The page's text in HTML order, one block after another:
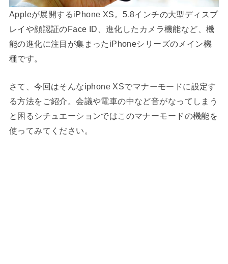
Appleが展開するiPhone XS。5.8インチの大型ディスプ
レイや顔認証のFace ID、進化したカメラ機能など、機
能の進化に注目が集まったiPhoneシリーズのメイン機
種です。
さて、今回はそんなiphone XSでマナーモードに設定す
る方法をご紹介。会議や電車の中など音がなってしまう
と困るシチュエーションではこのマナーモードの機能を
使ってみてください。